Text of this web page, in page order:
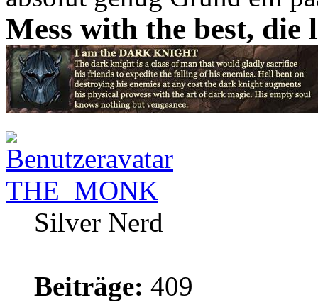
Mess with the best, die
THE_MONK
Silver Nerd
Beiträge: 409